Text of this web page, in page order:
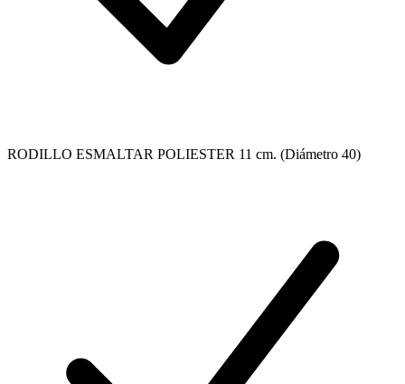
RODILLO ESMALTAR POLIESTER 11 cm. (Diámetro 40)